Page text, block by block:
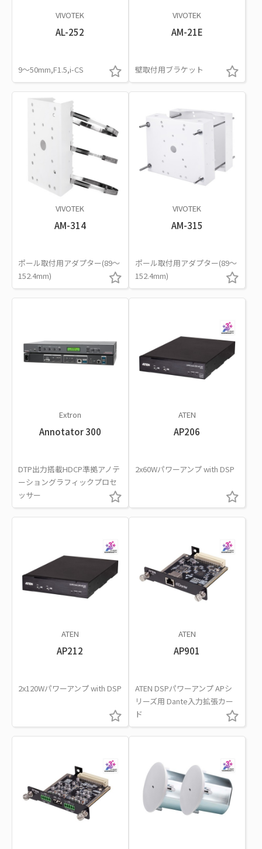
VIVOTEK
AL-252
9～50mm,F1.5,i-CS
VIVOTEK
AM-21E
壁取付用ブラケット
VIVOTEK
AM-314
ポール取付用アダプター(89～
152.4mm)
VIVOTEK
AM-315
ポール取付用アダプター(89～
152.4mm)
Extron
Annotator 300
DTP出力搭載HDCP準拠アノテ
ーショングラフィックプロセ
ッサー
ATEN
AP206
2x60Wパワーアンプ with DSP
ATEN
AP212
2x120Wパワーアンプ with DSP
ATEN
AP901
ATEN DSPパワーアンプ APシ
リーズ用 Dante入力拡張カー
ド